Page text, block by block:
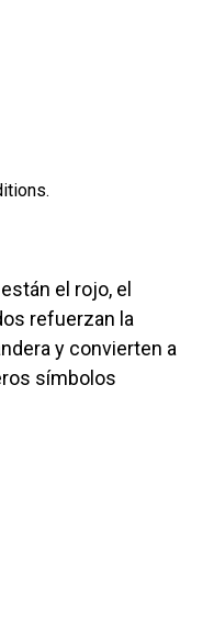
el rojo, el
refuerzan la
y convierten a
símbolos